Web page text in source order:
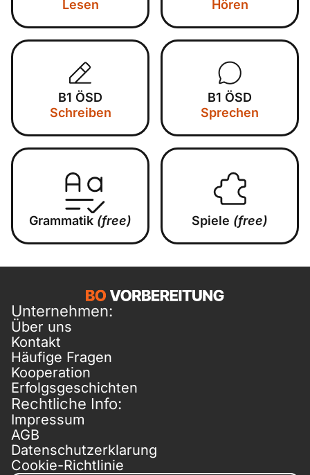
Lesen
Hören
B1 ÖSD
Schreiben
B1 ÖSD
Sprechen
Grammatik (free) Spiele (free)
Unternehmen:
Über uns
Kontakt
Häufige Fragen
Kooperation
Erfolgsgeschichten
Rechtliche Info:
Impressum
AGB
Datenschutzerklarung
Cookie-Richtlinie